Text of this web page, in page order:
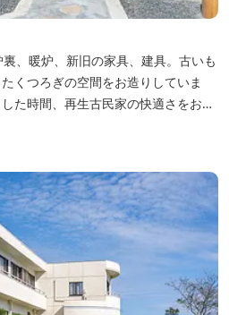
、暖炉、新旧の家具、建具。古いも
くつろぎの空間をお造りしていま
た時間、再生古民家の快適さをお楽
10：00まで 【御利用